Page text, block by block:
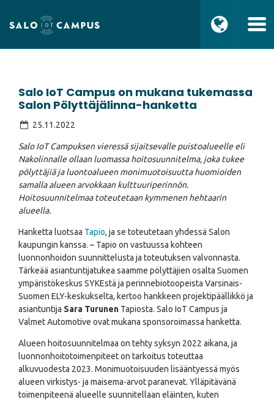
Salo IoT Campus on mukana tukemassa
Salon Pölyttäjälinna-hanketta
25.11.2022
Salo IoT Campuksen vieressä sijaitsevalle puistoalueelle eli
Nakolinnalle ollaan luomassa hoitosuunnitelma, joka tukee
pölyttäjiä ja luontoalueen monimuotoisuutta huomioiden
samalla alueen arvokkaan kulttuuriperinnön.
Hoitosuunnitelmaa toteutetaan kymmenen hehtaarin
alueella.
Hanketta luotsaa Tapio, ja se toteutetaan yhdessä Salon
kaupungin kanssa. – Tapio on vastuussa kohteen
luonnonhoidon suunnittelusta ja toteutuksen valvonnasta.
Tärkeää asiantuntijatukea saamme pölyttäjien osalta Suomen
ympäristökeskus SYKEstä ja perinnebiotoopeista Varsinais-
Suomen ELY-keskukselta, kertoo hankkeen projektipäällikkö ja
asiantuntija Sara Turunen Tapiosta. Salo IoT Campus ja
Valmet Automotive ovat mukana sponsoroimassa hanketta.
Alueen hoitosuunnitelmaa on tehty syksyn 2022 aikana, ja
luonnonhoitotoimenpiteet on tarkoitus toteuttaa
alkuvuodesta 2023. Monimuotoisuuden lisääntyessä myös
alueen virkistys- ja maisema-arvot paranevat. Ylläpitävänä
toimenpiteenä alueelle suunnitellaan eläinten, kuten